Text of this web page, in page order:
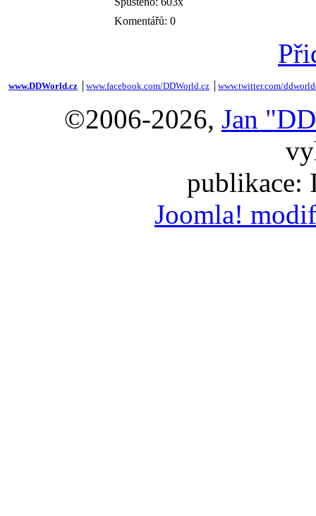
Komentářů: 0
www.DDWorld.cz www.facebook.com/DDWorld.cz www.twitter.com/
©2006-2026, Jan
publikace:
Joomla!